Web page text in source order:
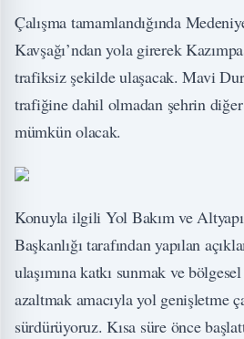
Çalışma tamamlandığında
Kavşağı’ndan yola girerek
trafiksiz şekilde ulaşacak. Mavi
trafiğine dahil olmadan şehrin diğer
mümkün olacak.
Konuyla ilgili Yol Bakım ve
Başkanlığı tarafından yapılan
ulaşımına katkı sunmak ve
azaltmak amacıyla yol genişletme
sürdürüyoruz. Kısa süre önce